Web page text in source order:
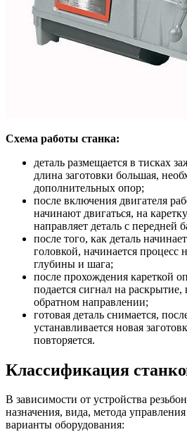
Схема работы станка:
деталь размещается в тисках
длина заготовки большая,
дополнительных опор;
после включения двигателя
начинают двигаться, на
направляет деталь с передней
после того, как деталь
головкой, начинается процесс
глубины и шага;
после прохождения кареткой
подается сигнал на раскрытие,
обратном направлении;
готовая деталь снимается,
устанавливается новая
повторяется.
Классификация
В зависимости от устройства
назначения, вида, метода
варианты оборудования: